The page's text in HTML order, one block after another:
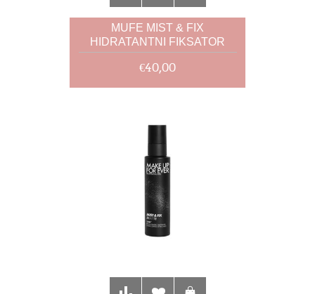
MUFE MIST & FIX
HIDRATANTNI FIKSATOR
100ML
€40,00